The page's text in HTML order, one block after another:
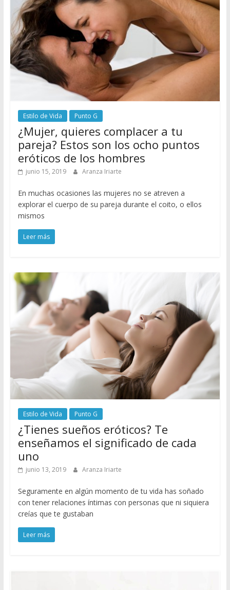
Estilo de Vida Punto G
¿Mujer, quieres complacer a tu
pareja? Estos son los ocho puntos
eróticos de los hombres
junio 15, 2019 Aranza Iriarte
En muchas ocasiones las mujeres no se atreven a
explorar el cuerpo de su pareja durante el coito, o ellos
mismos
Leer más
Estilo de Vida Punto G
¿Tienes sueños eróticos? Te
enseñamos el significado de cada
uno
junio 13, 2019 Aranza Iriarte
Seguramente en algún momento de tu vida has soñado
con tener relaciones íntimas con personas que ni siquiera
creías que te gustaban
Leer más